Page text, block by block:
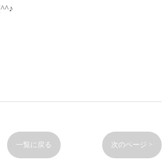
一覧に戻る 次のページ >